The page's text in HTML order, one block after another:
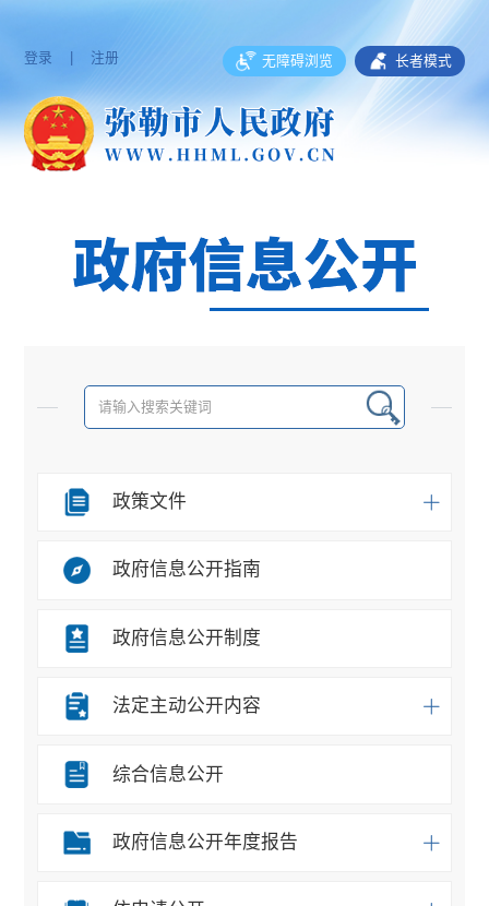
登录 | 注册 无障碍浏览 长者模式
政策文件
政府信息公开指南
政府信息公开制度
法定主动公开内容
综合信息公开
政府信息公开年度报告